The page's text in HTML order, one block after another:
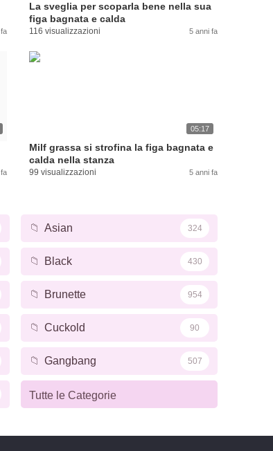
La sveglia per scoparla bene nella sua
figa bagnata e calda
116 visualizzazioni 5 anni fa
05:17
Milf grassa si strofina la figa bagnata e
calda nella stanza
99 visualizzazioni 5 anni fa
📁 Asian 324
📁 Black 430
📁 Brunette 954
📁 Cuckold 90
📁 Gangbang 507
Tutte le Categorie